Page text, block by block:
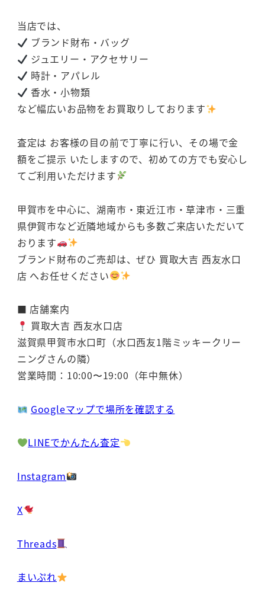
当店では、
ブランド財布・バッグ
ジュエリー・アクセサリー
時計・アパレル
香水・小物類
など幅広いお品物をお買取りしております
査定は お客様の目の前で丁寧に行い、その場で金
額をご提示 いたしますので、初めての方でも安心し
てご利用いただけます
甲賀市を中心に、湖南市・東近江市・草津市・三重
県伊賀市など近隣地域からも多数ご来店いただいて
おります
ブランド財布のご売却は、ぜひ 買取大吉 西友水口
店 へお任せください
■ 店舗案内
買取大吉 西友水口店
滋賀県甲賀市水口町（水口西友1階ミッキークリー
ニングさんの隣）
営業時間：10:00〜19:00（年中無休）
Googleマップで場所を確認する
LINEでかんたん査定
Instagram
X
Threads
まいぷれ